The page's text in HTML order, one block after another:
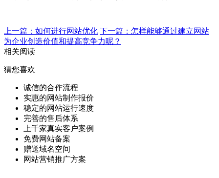
上一篇：如何进行网站优化 下一篇：怎样能够通过建立网站
为企业创造价值和提高竞争力呢？
相关阅读
猜您喜欢
诚信的合作流程
实惠的网站制作报价
稳定的网站运行速度
完善的售后体系
上千家真实客户案例
免费网站备案
赠送域名空间
网站营销推广方案